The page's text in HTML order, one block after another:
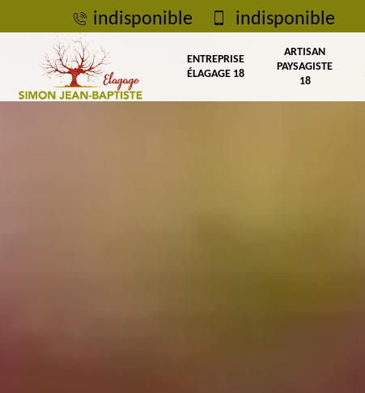
indisponible indisponible
ENTREPRISE
ÉLAGAGE 18
ARTISAN
PAYSAGISTE
18